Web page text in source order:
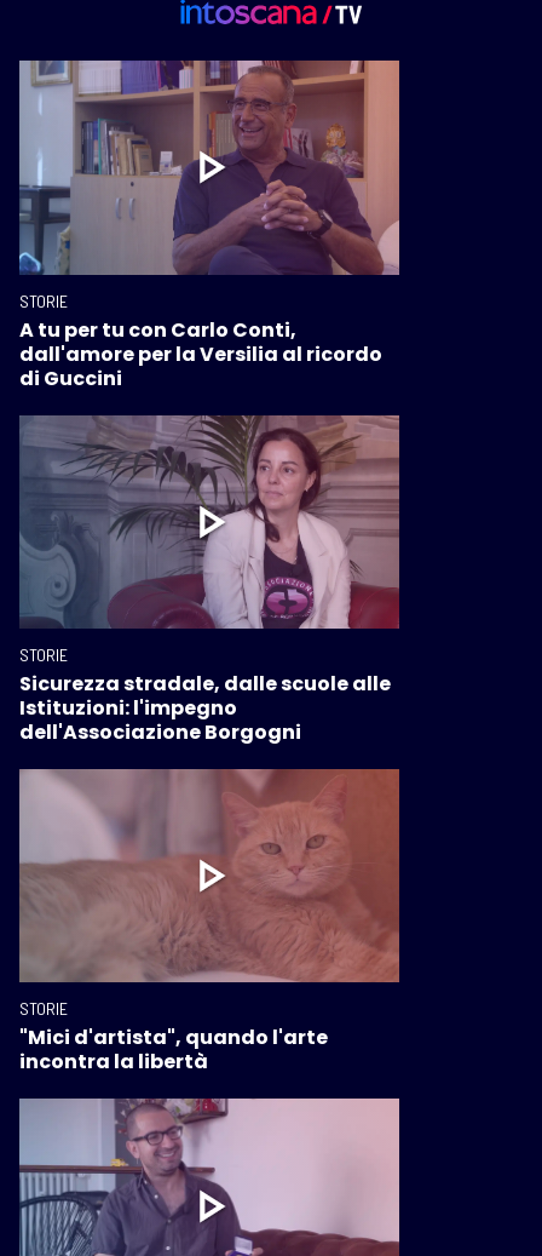
STORIE
A tu per tu con Carlo Conti,
dall'amore per la Versilia al ricordo
di Guccini
STORIE
Sicurezza stradale, dalle scuole alle
Istituzioni: l'impegno
dell'Associazione Borgogni
STORIE
"Mici d'artista", quando l'arte
incontra la libertà